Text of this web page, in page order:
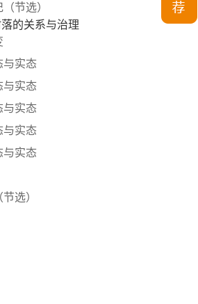
节选）
的关系与治理
与实态
与实态
与实态
与实态
与实态
选）